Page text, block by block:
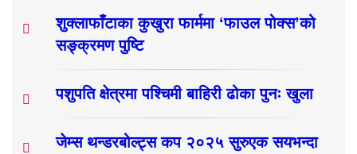
शुक्लाफाँटाका कुखुरा फार्ममा ‘फाउल पोक्स’को
सङ्क्रमण पुष्टि
पशुपति क्षेत्रमा पश्चिमी बाहिरी ढोका पुनः खुला
जेम्स थन्डरबोल्ट्स कप २०२५ सुरुएक सयभन्दा